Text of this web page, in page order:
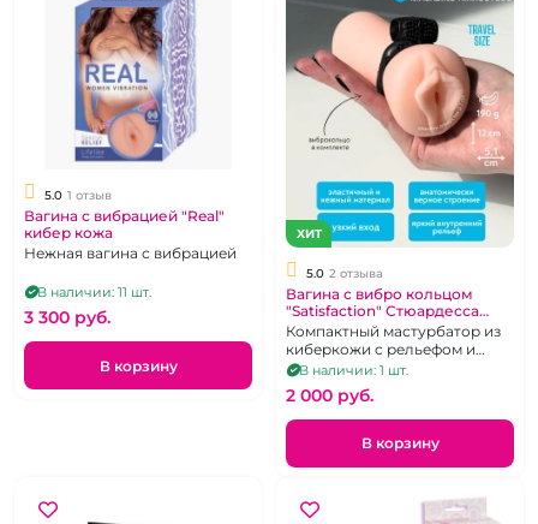
5.0 1 отзыв
Вагина с вибрацией "Real"
кибер кожа
Нежная вагина с вибрацией
В наличии: 11 шт.
3 300 pуб.
В корзину
ХИТ
5.0 2 отзыва
Вагина с вибро кольцом
"Satisfaction" Стюардесса
киберкожа
Компактный мастурбатор из
киберкожи с рельефом и
эрекционным кольцом с
вибрацией
В наличии: 1 шт.
2 000 pуб.
В корзину